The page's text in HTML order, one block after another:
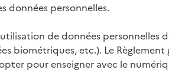
données personnelles.
de données personnelles
etc.). Le
pour enseigner avec le